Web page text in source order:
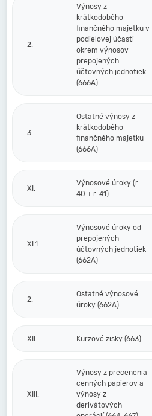
2.
Výnosy z
krátkodobého
finančného majetku v
podielovej účasti
okrem výnosov
prepojených
účtovných jednotiek
(666A)
3.
Ostatné výnosy z
krátkodobého
finančného majetku
(666A)
XI.
Výnosové úroky (r.
40 + r. 41)
XI.1.
Výnosové úroky od
prepojených
účtovných jednotiek
(662A)
2.
Ostatné výnosové
úroky (662A)
XII. Kurzové zisky (663)
XIII.
Výnosy z precenenia
cenných papierov a
výnosy z
derivátových